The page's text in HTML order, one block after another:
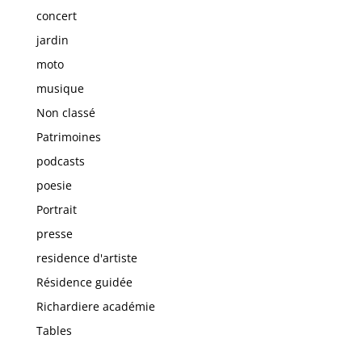
concert
jardin
moto
musique
Non classé
Patrimoines
podcasts
poesie
Portrait
presse
residence d'artiste
Résidence guidée
Richardiere académie
Tables